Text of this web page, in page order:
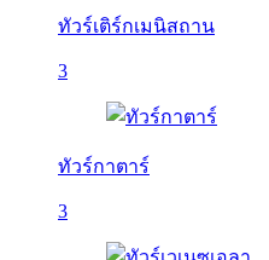
ทัวร์เติร์กเมนิสถาน
3
ทัวร์กาตาร์
3